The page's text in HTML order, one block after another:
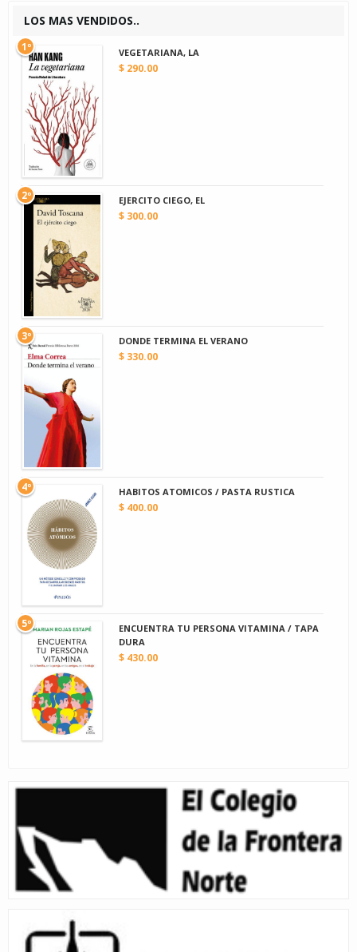
LOS MAS VENDIDOS..
VEGETARIANA, LA
$ 290.00
1º
EJERCITO CIEGO, EL
$ 300.00
2º
DONDE TERMINA EL VERANO
$ 330.00
3º
HABITOS ATOMICOS / PASTA RUSTICA
$ 400.00
4º
ENCUENTRA TU PERSONA VITAMINA / TAPA
DURA
$ 430.00
5º